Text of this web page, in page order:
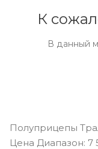
К
В данный
Полуприцепы
Цена Диапазон: 7